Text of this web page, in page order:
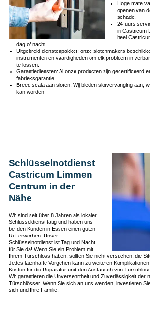
Hoge mate
openen van
schade.
24-uurs
in Castricum
heel
dag of nacht
Uitgebreid dienstenpakket: onze slotenmakers
instrumenten en vaardigheden om elk probleem in
te lossen.
Garantiediensten: Al onze producten zijn gecertificeerd
fabrieksgarantie.
Breed scala aan sloten: Wij bieden slotvervanging aan,
kan worden.
Schlüsselnotdienst
Castricum Limmen
Centrum in der
Nähe
Wir sind seit über 8 Jahren als lokaler
Schlüsseldienst tätig und haben uns
bei den Kunden in Essen einen guten
Ruf erworben. Unser
Schlüsselnotdienst ist Tag und Nacht
für Sie da! Wenn Sie ein Problem mit
Ihrem Türschloss haben, sollten Sie nicht versuchen, die
Jedes laienhafte Vorgehen kann zu weiteren
Kosten für die Reparatur und den Austausch von
Wir garantieren die Unversehrtheit und Zuverlässigkeit der
Türschlösser. Wenn Sie sich an uns wenden, investieren
sich und Ihre Familie.